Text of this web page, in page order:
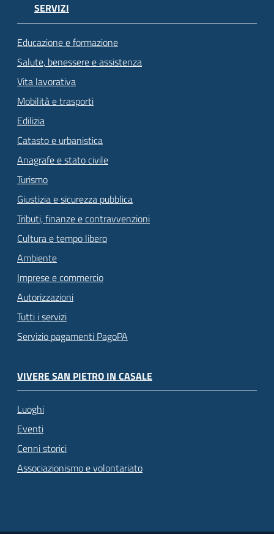
SERVIZI
Educazione e formazione
Salute, benessere e assistenza
Vita lavorativa
Mobilità e trasporti
Edilizia
Catasto e urbanistica
Anagrafe e stato civile
Turismo
Giustizia e sicurezza pubblica
Tributi, finanze e contravvenzioni
Cultura e tempo libero
Ambiente
Imprese e commercio
Autorizzazioni
Tutti i servizi
Servizio pagamenti PagoPA
VIVERE SAN PIETRO IN CASALE
Luoghi
Eventi
Cenni storici
Associazionismo e volontariato